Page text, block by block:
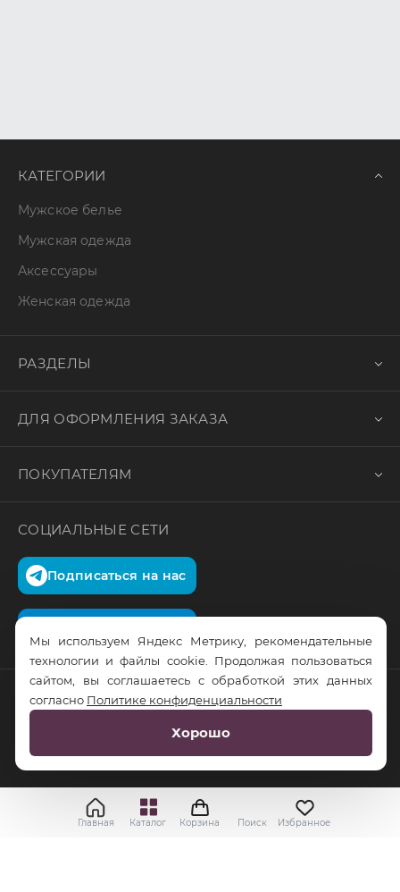
КАТЕГОРИИ
Мужское белье
Мужская одежда
Аксессуары
Женская одежда
РАЗДЕЛЫ
ДЛЯ ОФОРМЛЕНИЯ ЗАКАЗА
ПОКУПАТЕЛЯМ
СОЦИАЛЬНЫЕ СЕТИ
Подписаться на нас
© RusTrus. 2011-2026. Все права защищены
RS Digital
Главная Каталог Корзина Поиск Избранное
Мы используем Яндекс Метрику, рекомендательные
технологии и файлы cookie. Продолжая пользоваться
сайтом, вы соглашаетесь с обработкой этих данных
согласно Политике конфиденциальности
Хорошо